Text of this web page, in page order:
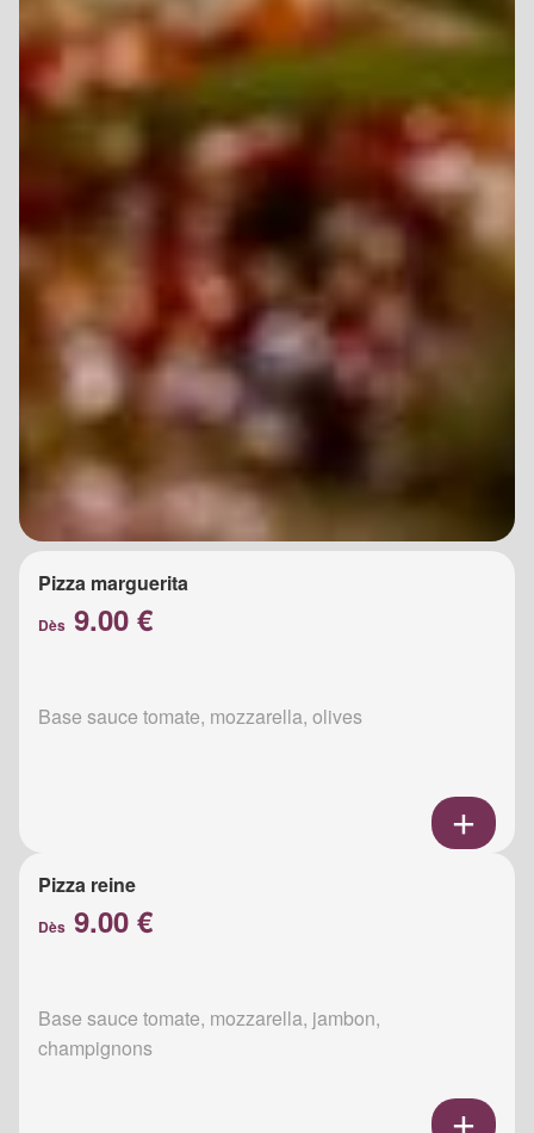
Pizza marguerita
Dès 9.00 €
Base sauce tomate, mozzarella, olives
Pizza reine
Dès 9.00 €
Base sauce tomate, mozzarella, jambon,
champignons